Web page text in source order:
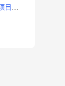
目招